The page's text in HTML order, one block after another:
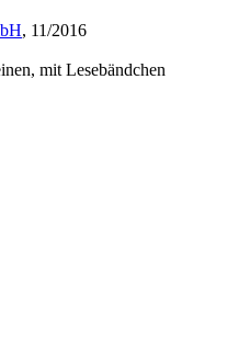
, 11/2016
mit Lesebändchen